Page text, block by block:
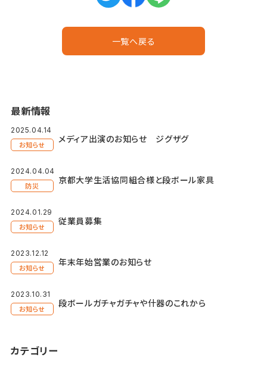
一覧へ戻る
最新情報
2025.04.14
お知らせ メディア出演のお知らせ ジグザグ
2024.04.04
防災 京都大学生活協同組合様と段ボール家具
2024.01.29
お知らせ 従業員募集
2023.12.12
お知らせ 年末年始営業のお知らせ
2023.10.31
お知らせ 段ボールガチャガチャや什器のこれから
カテゴリー